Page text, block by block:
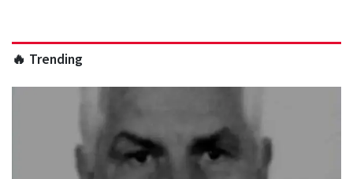
🔥 Trending